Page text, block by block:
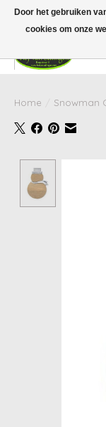
Wij zijn gesloten van 24
dat de levertijd van uw
gebruikelijk.
Home Snowman
Door het gebruiken
cookies om onze